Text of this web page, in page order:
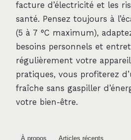
facture d’électricité et les
santé. Pensez toujours à
(5 à 7 °C maximum),
besoins personnels et
régulièrement votre
pratiques, vous profiterez
fraîche sans gaspiller
votre bien-être.
À propos Articles récents